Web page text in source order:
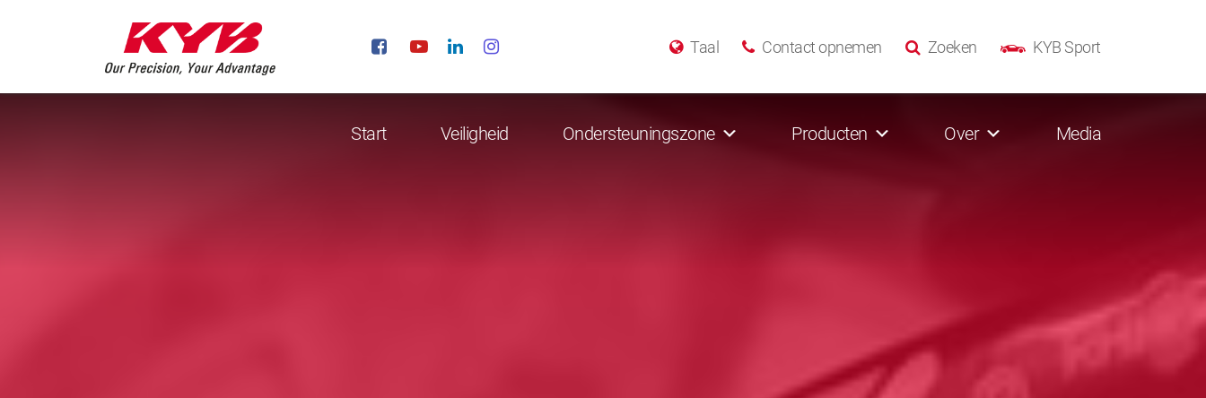
KYB Sport
Zoeken
Contact opnemen
Taal
Start Veiligheid Ondersteuningszone Producten Over Media